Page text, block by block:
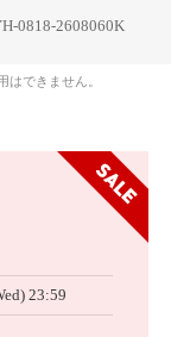
0818-2608060K
できません。
23:59